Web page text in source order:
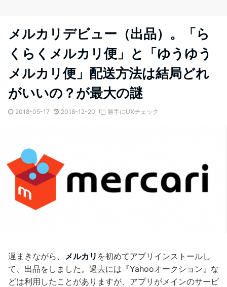
メルカリデビュー（出品）。「ら
くらくメルカリ便」と「ゆうゆう
メルカリ便」配送方法は結局どれ
がいいの？が最大の謎
2018-05-17 2018-12-20 勝手にUXチェック
遅まきながら、 メルカリ を初めてアプリインストールし
て、出品をしました。過去には『Yahooオークション』な
どは利用したことがありますが、アプリがメインのサービ